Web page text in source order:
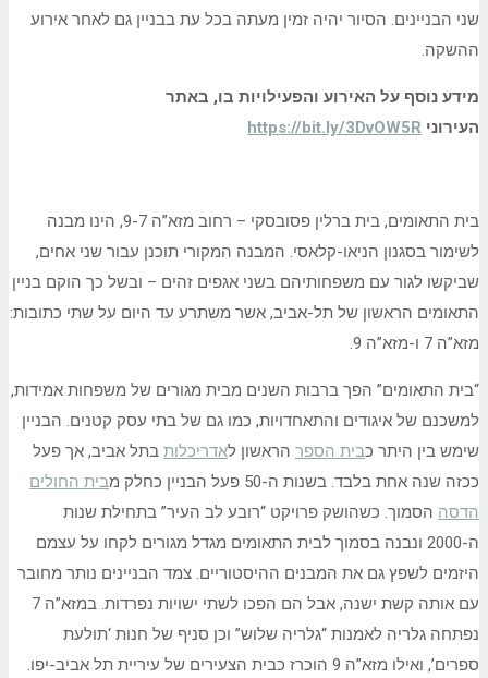
שני הבניינים. הסיור יהיה זמין מעתה בכל עת בבניין גם לאחר אירוע
ההשקה.
מידע נוסף על האירוע והפעילויות בו, באתר
העירוני https://bit.ly/3DvOW5R
בית התאומים, בית ברלין פסובסקי – רחוב מזא”ה 9-7, הינו מבנה
לשימור בסגנון הניאו-קלאסי. המבנה המקורי תוכנן עבור שני אחים,
שביקשו לגור עם משפחותיהם בשני אגפים זהים – ובשל כך הוקם בניין
התאומים הראשון של תל-אביב, אשר משתרע עד היום על שתי כתובות:
מזא”ה 7 ו-מזא”ה 9.
“בית התאומים” הפך ברבות השנים מבית מגורים של משפחות אמידות,
למשכנם של איגודים והתאחדויות, כמו גם של בתי עסק קטנים. הבניין
שימש בין היתר כבית הספר הראשון לאדריכלות בתל אביב, אך פעל
ככזה שנה אחת בלבד. בשנות ה-50 פעל הבניין כחלק מ
בית החולים
הדסה הסמוך. כשהושק פרויקט “רובע לב העיר” בתחילת שנות
ה-2000 ונבנה בסמוך לבית התאומים מגדל מגורים לקחו על עצמם
היזמים לשפץ גם את המבנים ההיסטוריים. צמד הבניינים נותר מחובר
עם אותה קשת ישנה, אבל הם הפכו לשתי ישויות נפרדות. במזא”ה 7
נפתחה גלריה לאמנות “גלריה שלוש” וכן סניף של חנות ‘תולעת
ספרים’, ואילו מזא”ה 9 הוכרז כבית הצעירים של עיריית תל אביב-יפו.